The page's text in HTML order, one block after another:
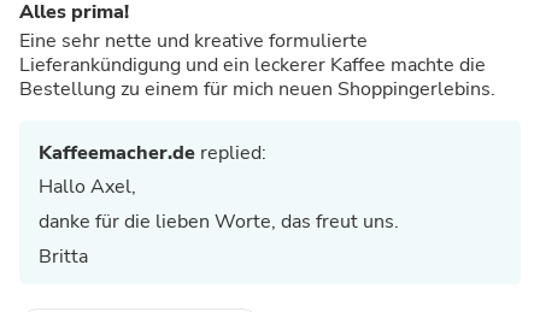
Alles prima!
Eine sehr nette und kreative formulierte
Lieferankündigung und ein leckerer Kaffee machte die
Bestellung zu einem für mich neuen Shoppingerlebins.
Kaffeemacher.de replied:
Hallo Axel,
danke für die lieben Worte, das freut uns.
Britta